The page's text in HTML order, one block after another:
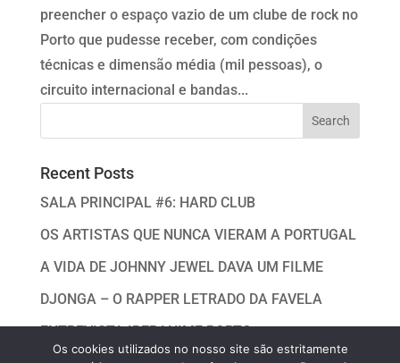
preencher o espaço vazio de um clube de rock no
Porto que pudesse receber, com condiçōes
técnicas e dimensão média (mil pessoas), o
circuito internacional e bandas...
Recent Posts
SALA PRINCIPAL #6: HARD CLUB
OS ARTISTAS QUE NUNCA VIERAM A PORTUGAL
A VIDA DE JOHNNY JEWEL DAVA UM FILME
DJONGA – O RAPPER LETRADO DA FAVELA
ENTREVISTA IBERANIME PORTO
Os cookies utilizados no nosso site são estritamente